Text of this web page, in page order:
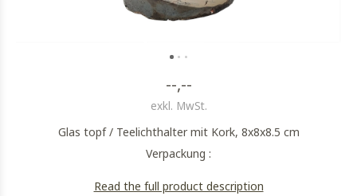
--,--
exkl. MwSt.
Glas topf / Teelichthalter mit Kork, 8x8x8.5 cm
Verpackung :
Read the full product description